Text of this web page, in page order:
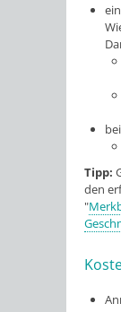
Tipp:
den
"